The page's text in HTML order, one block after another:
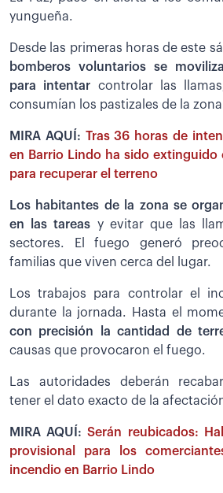
yungueña.
Desde las primeras horas de este
bomberos voluntarios se
para intentar controlar las
consumían los pastizales de la
MIRA AQUÍ: Tras 36 horas de
en Barrio Lindo ha sido extinguido
para recuperar el terreno
Los habitantes de la zona se
en las tareas y evitar que las
sectores. El fuego generó
familias que viven cerca del lugar.
Los trabajos para controlar el
durante la jornada. Hasta el
con precisión la cantidad de
causas que provocaron el fuego.
Las autoridades deberán
tener el dato exacto de la
MIRA AQUÍ:Serán reubicados:
provisional para los
incendio en Barrio Lindo